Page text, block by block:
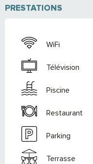
PRESTATIONS
WiFi
Télévision
Piscine
Restaurant
Parking
Terrasse